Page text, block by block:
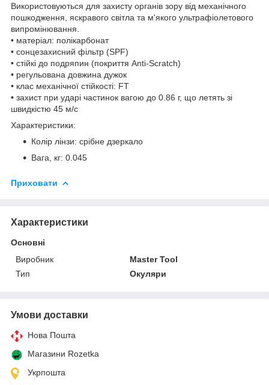
Використовуються для захисту органів зору від механічного
пошкодження, яскравого світла та м'якого ультрафіолетового
випромінювання.
• матеріал: полікарбонат
• сонцезахисний фільтр (SPF)
• стійкі до подряпин (покриття Anti-Scratch)
• регульована довжина дужок
• клас механічної стійкості: FT
• захист при ударі частинок вагою до 0.86 г, що летять зі
швидкістю 45 м/c
Характеристики:
Колір лінзи: срібне дзеркало
Вага, кг: 0.045
Приховати
Характеристики
Основні
Виробник
Master Tool
Тип
Окуляри
Умови доставки
Нова Пошта
Магазини Rozetka
Укрпошта